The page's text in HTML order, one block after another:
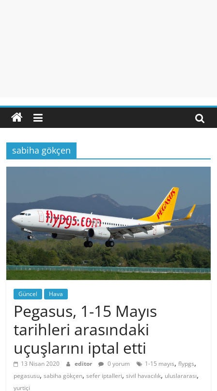
sabiha gökçen
Güncel Hava
Pegasus, 1-15 Mayıs
tarihleri arasındaki
uçuşlarını iptal etti
13 Nisan 2020 editor 0 yorum 1-15 mayıs,flypgs,
pegasusu,sabiha gökçen,sefer iptalleri,sivil havacılık, uluslararası,
yurtiçi